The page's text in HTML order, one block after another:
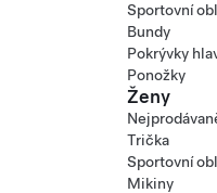
Sportovní
Bundy
Pokrývky
Ponožky
Ženy
Trička
Sportovní
Mikiny